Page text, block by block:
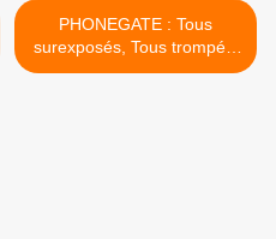
PHONEGATE : Tous
surexposés, Tous trompés,
Tous mis en danger par nos